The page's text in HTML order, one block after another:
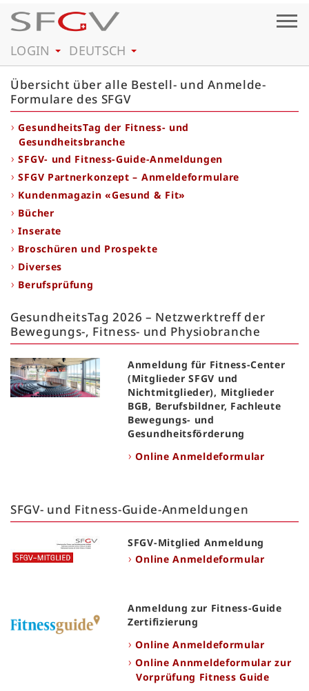
LOGIN DEUTSCH
Übersicht über alle Bestell- und Anmelde-
Formulare des SFGV
GesundheitsTag der Fitness- und
Gesundheitsbranche
SFGV- und Fitness-Guide-Anmeldungen
SFGV Partnerkonzept – Anmeldeformulare
Kundenmagazin «Gesund & Fit»
Bücher
Inserate
Broschüren und Prospekte
Diverses
Berufsprüfung
GesundheitsTag 2026 – Netzwerktreff der
Bewegungs-, Fitness- und Physiobranche
Anmeldung für Fitness-Center
(Mitglieder SFGV und
Nichtmitglieder), Mitglieder
BGB, Berufsbildner, Fachleute
Bewegungs- und
Gesundheitsförderung
Online Anmeldeformular
SFGV- und Fitness-Guide-Anmeldungen
SFGV-Mitglied Anmeldung
Online Anmeldeformular
Anmeldung zur Fitness-Guide
Zertifizierung
Online Anmeldeformular
Online Annmeldeformular zur
Vorprüfung Fitness Guide